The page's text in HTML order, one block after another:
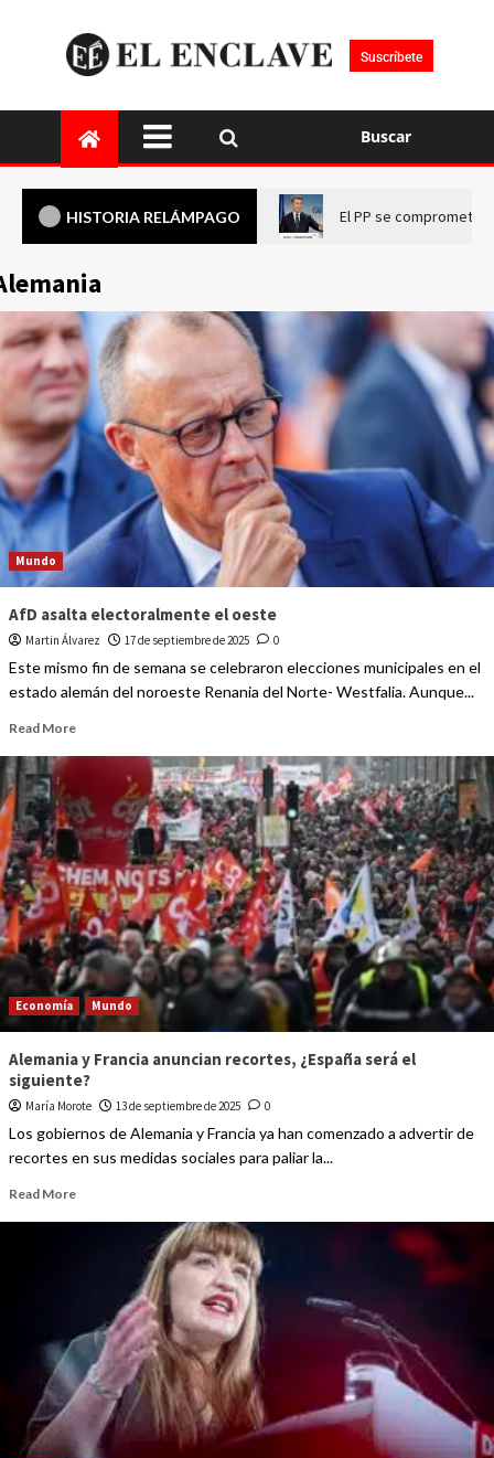
Suscríbete
Buscar
HISTORIA RELÁMPAGO El PP se compromete
Mundo
AfD asalta electoralmente el oeste
Martin Álvarez 17 de septiembre de 2025 0
Este mismo fin de semana se celebraron elecciones municipales en el
estado alemán del noroeste Renania del Norte- Westfalia. Aunque...
Read More
Economía Mundo
Alemania y Francia anuncian recortes, ¿España será el
siguiente?
María Morote 13 de septiembre de 2025 0
Los gobiernos de Alemania y Francia ya han comenzado a advertir de
recortes en sus medidas sociales para paliar la...
Read More